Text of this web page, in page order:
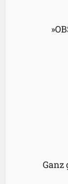
Ganz